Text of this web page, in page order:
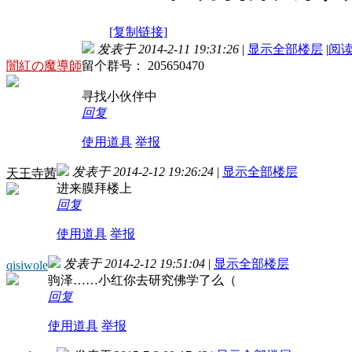
[复制链接]
闇紅の魔導師
发表于 2014-2-11 19:31:26 | 显示全部楼层 |阅
留个群号： 205650470
寻找小伙伴中
回复
使用道具 举报
天王寺茜 发表于 2014-2-12 19:26:24 | 显示全部楼层
进来膜拜楼上
回复
使用道具 举报
qisiwole 发表于 2014-2-12 19:51:04 | 显示全部楼层
驹泽……小红你去研究佛学了么（
回复
使用道具 举报